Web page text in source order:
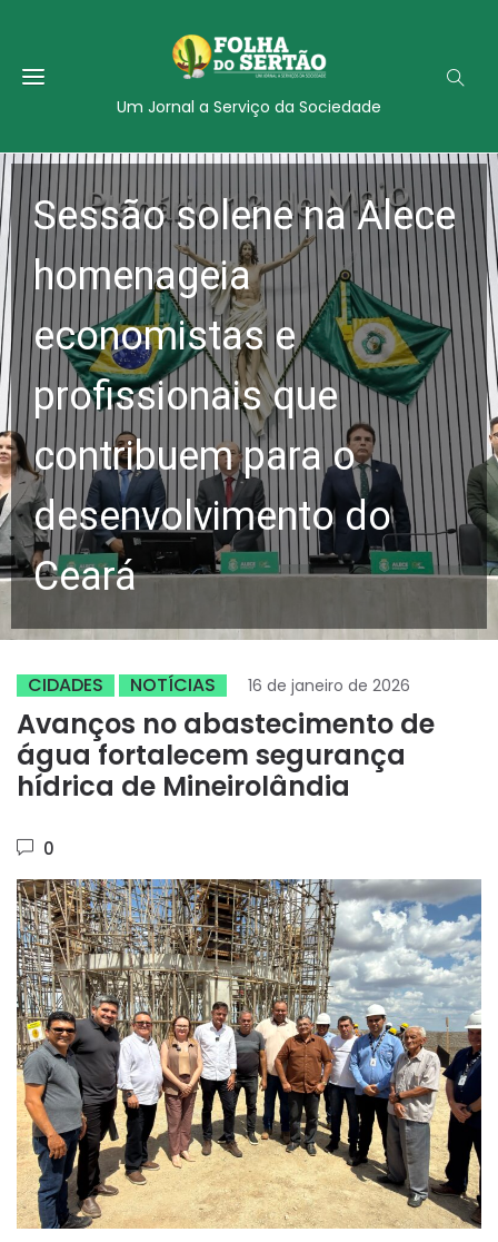
Um Jornal a Serviço da Sociedade
Sessão solene na Alece
homenageia
economistas e
profissionais que
contribuem para o
desenvolvimento do
Ceará
CIDADES NOTÍCIAS 16 de janeiro de 2026
Avanços no abastecimento de
água fortalecem segurança
hídrica de Mineirolândia
0